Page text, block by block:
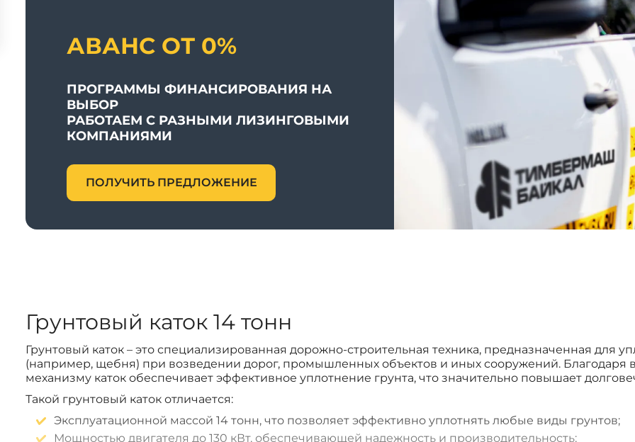
АВАНС ОТ 0%
ПРОГРАММЫ ФИНАНСИРОВАНИЯ НА
ВЫБОР
РАБОТАЕМ С РАЗНЫМИ ЛИЗИНГОВЫМИ
КОМПАНИЯМИ
ПОЛУЧИТЬ ПРЕДЛОЖЕНИЕ
Грунтовый каток 14 тонн
Грунтовый каток – это специализированная дорожно-строительная техника, предназначенная для
(например, щебня) при возведении дорог, промышленных объектов и иных сооружений.
механизму каток обеспечивает эффективное уплотнение грунта, что значительно повышает
Такой грунтовый каток отличается:
Эксплуатационной массой 14 тонн, что позволяет эффективно уплотнять любые виды грунтов;
Мощностью двигателя до 130 кВт, обеспечивающей надежность и производительность;